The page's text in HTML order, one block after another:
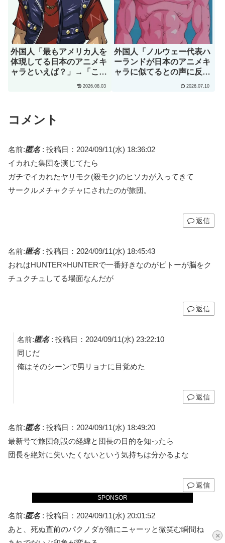
×
SPONSOR
外国人「最もアメリカ人を
体現してる日本のアニメキ
ャラといえば？」→「これ
以上アメリカらしいキャラ
2026.08.03
外国人「ノルウェー代表ハ
ーランドが日本のアニメキ
ャラに似てるとの声に反応
2026.07.10
コメント
名前:匿名: 投稿日：2024/09/11(水) 18:36:02
イカれた集団を演じてたら
ガチでイカれたヤリモク(殺モク)のヒソカが入ってきて
サークルメチャクチャにされたのが旅団。
返信
名前:匿名: 投稿日：2024/09/11(水) 18:45:43
おれはHUNTER×HUNTERで一番好きなのがピトーが脳をク
チュクチュしてる場面なんだが
返信
名前:匿名: 投稿日：2024/09/11(水) 23:22:10
同じだ
俺はそのシーンで男リョナに目覚めた
返信
名前:匿名: 投稿日：2024/09/11(水) 18:49:20
最新号で旅団創設の経緯と団長の目的を知ったら
団長を絶対に失いたくないという気持ちは分かるよな
返信
名前:匿名: 投稿日：2024/09/11(水) 20:01:52
あと、死ぬ直前のパクノダが猫にニャーッと微笑む瞬間ね